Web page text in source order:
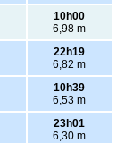
10h00
6,98 m
22h19
6,82 m
10h39
6,53 m
23h01
6,30 m